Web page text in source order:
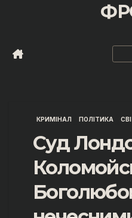
КРИМІНАЛ ПОЛІТИКА
Суд